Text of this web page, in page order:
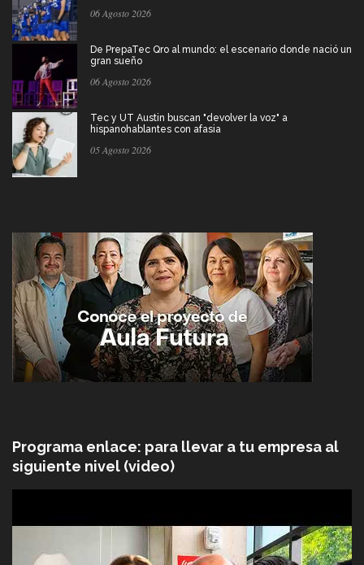
06 Agosto 2026
De PrepaTec Qro al mundo: el escenario donde nació un
gran sueño
06 Agosto 2026
Tec y UT Austin buscan "devolver la voz" a
hispanohablantes con afasia
05 Agosto 2026
Programa enlace: para llevar a tu empresa al
siguiente nivel (video)